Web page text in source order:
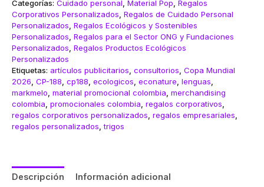
Categorías: Cuidado personal Material Pop Regalos
Corporativos Personalizados Regalos de Cuidado Personal
Personalizados Regalos Ecológicos y Sostenibles
Personalizados Regalos para el Sector ONG y Fundaciones
Personalizados Regalos Productos Ecológicos
Personalizados
Etiquetas: artículos publicitarios consultorios Copa Mundial
2026 CP-188 cp188 ecologicos econature lenguas
markmelo material promocional colombia merchandising
colombia promocionales colombia regalos corporativos
regalos corporativos personalizados regalos empresariales
regalos personalizados ,trigos
Descripción
Información adicional